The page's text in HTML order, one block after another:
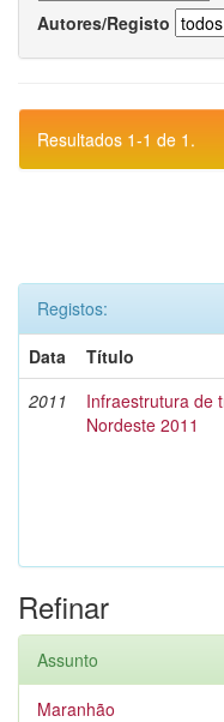
Autores/Registo
Resultados 1-1 de 1.
Registos:
Data
Título
2011
Infraestrutura de
Nordeste 2011
Refinar
Assunto
Maranhão